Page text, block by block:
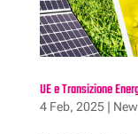
UE e Transizione
4 Feb, 2025|